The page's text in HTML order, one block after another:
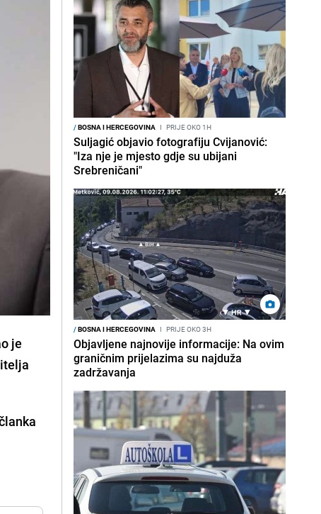
je
/BOSNA I HERCEGOVINA I PRIJE OKO 1H
Suljagić objavio fotografiju Cvijanović:
"Iza nje je mjesto gdje su ubijani
Srebreničani"
/BOSNA I HERCEGOVINA I PRIJE OKO 3H
Objavljene najnovije informacije: Na ovim
graničnim prijelazima su najduža
zadržavanja